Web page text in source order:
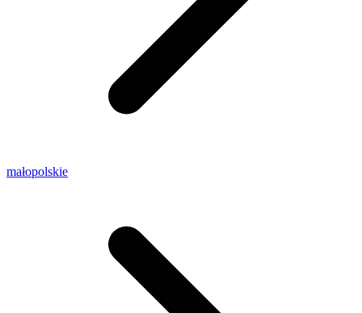
małopolskie